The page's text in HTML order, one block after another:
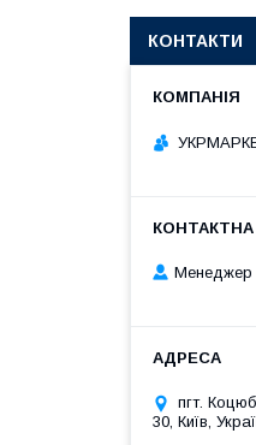
КОНТАКТИ
Менеджер
пгт.
30, Київ,